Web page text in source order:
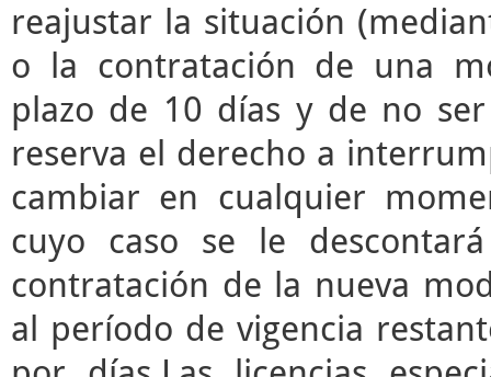
reajustar la situación
o la contratación de una
plazo de 10 días y de no
reserva el derecho a
cambiar en cualquier
cuyo caso se le
contratación de la nueva
al período de vigencia